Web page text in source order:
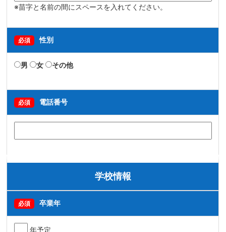
※苗字と名前の間にスペースを入れてください。
必須 性別
男 女 その他
必須 電話番号
学校情報
必須 卒業年
年予定